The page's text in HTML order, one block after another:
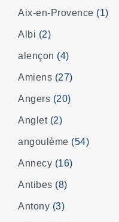
Aix-en-Provence (1)
Albi (2)
alençon (4)
Amiens (27)
Angers (20)
Anglet (2)
angoulème (54)
Annecy (16)
Antibes (8)
Antony (3)